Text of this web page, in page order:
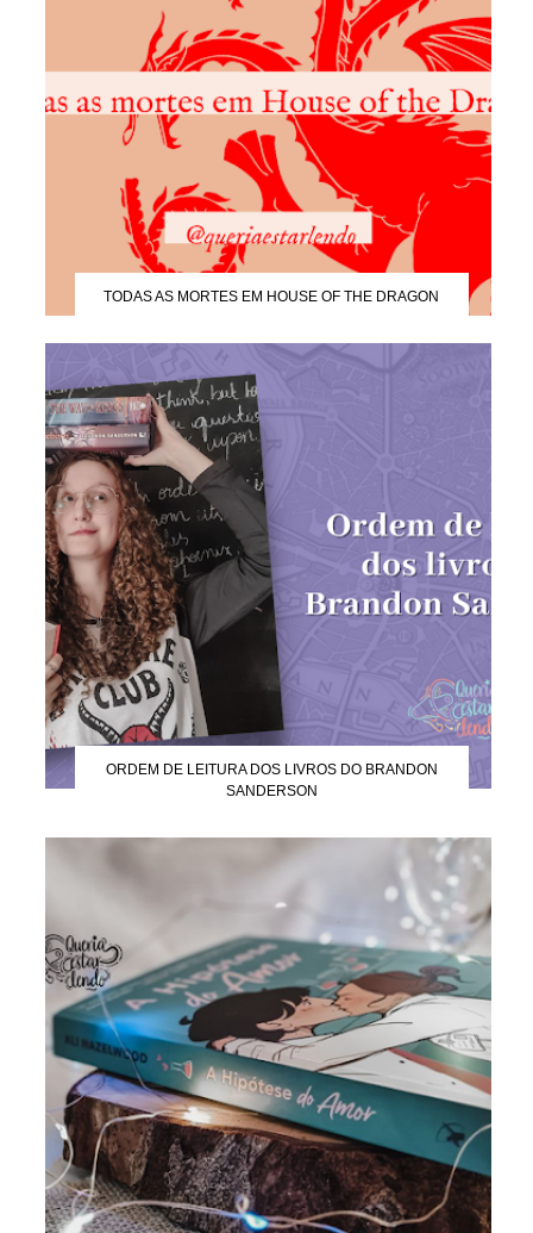
TODAS AS MORTES EM HOUSE OF THE DRAGON
ORDEM DE LEITURA DOS LIVROS DO BRANDON
SANDERSON